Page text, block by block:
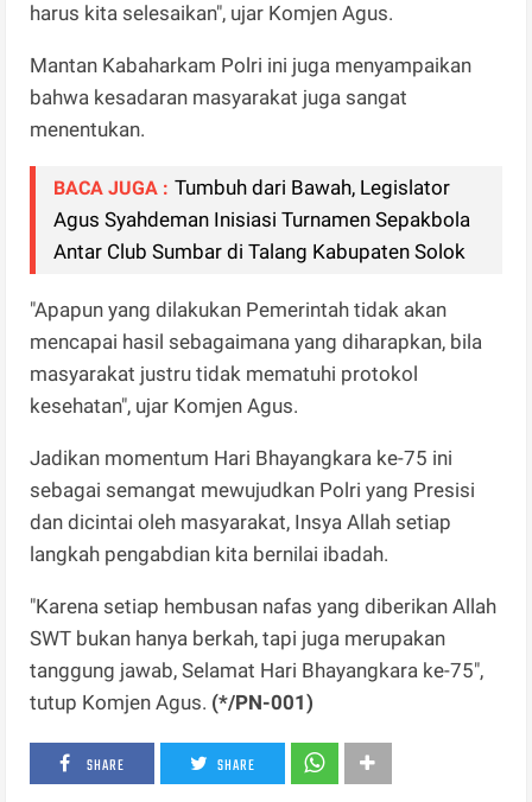
harus kita selesaikan", ujar Komjen Agus.
Mantan Kabaharkam Polri ini juga menyampaikan
bahwa kesadaran masyarakat juga sangat
menentukan.
BACA JUGA : Tumbuh dari Bawah, Legislator
Agus Syahdeman Inisiasi Turnamen Sepakbola
Antar Club Sumbar di Talang Kabupaten Solok
"Apapun yang dilakukan Pemerintah tidak akan
mencapai hasil sebagaimana yang diharapkan, bila
masyarakat justru tidak mematuhi protokol
kesehatan", ujar Komjen Agus.
Jadikan momentum Hari Bhayangkara ke-75 ini
sebagai semangat mewujudkan Polri yang Presisi
dan dicintai oleh masyarakat, Insya Allah setiap
langkah pengabdian kita bernilai ibadah.
"Karena setiap hembusan nafas yang diberikan Allah
SWT bukan hanya berkah, tapi juga merupakan
tanggung jawab, Selamat Hari Bhayangkara ke-75",
tutup Komjen Agus. (*/PN-001)
SHARE SHARE